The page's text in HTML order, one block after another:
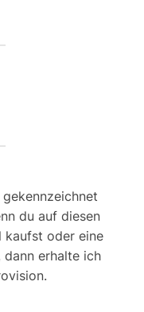
du auf diesen
kaufst oder eine
dann erhalte ich